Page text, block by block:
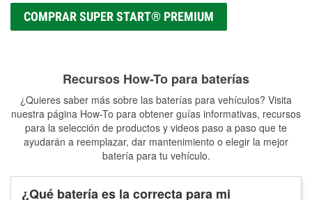
COMPRAR SUPER START® PREMIUM
Recursos How-To para baterías
¿Quieres saber más sobre las baterías para vehículos? Visita
nuestra página How-To para obtener guías informativas, recursos
para la selección de productos y videos paso a paso que te
ayudarán a reemplazar, dar mantenimiento o elegir la mejor
batería para tu vehículo.
¿Qué batería es la correcta para mi